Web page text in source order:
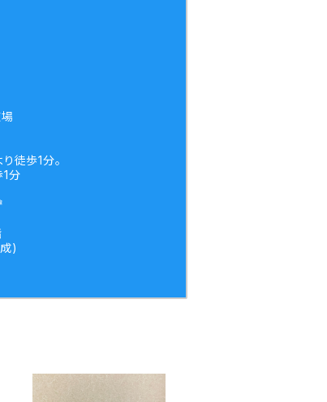
徒歩1分。
1分
)